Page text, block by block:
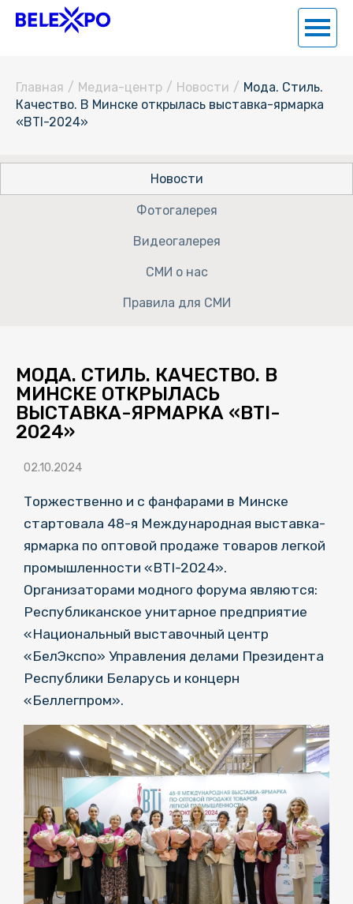
Главная / Медиа-центр / Новости / Мода. Стиль.
Качество. В Минске открылась выставка-ярмарка
«BTI-2024»
Новости
Фотогалерея
Видеогалерея
СМИ о нас
Правила для СМИ
МОДА. СТИЛЬ. КАЧЕСТВО. В
МИНСКЕ ОТКРЫЛАСЬ
ВЫСТАВКА-ЯРМАРКА «BTI-
2024»
02.10.2024
Торжественно и с фанфарами в Минске
стартовала 48-я Международная выставка-
ярмарка по оптовой продаже товаров легкой
промышленности «BTI-2024».
Организаторами модного форума являются:
Республиканское унитарное предприятие
«Национальный выставочный центр
«БелЭкспо» Управления делами Президента
Республики Беларусь и концерн
«Беллегпром».